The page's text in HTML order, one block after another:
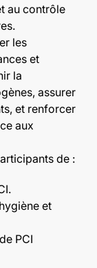
au contrôle
les
et
la
assurer
et renforcer
aux
de :
et
PCI